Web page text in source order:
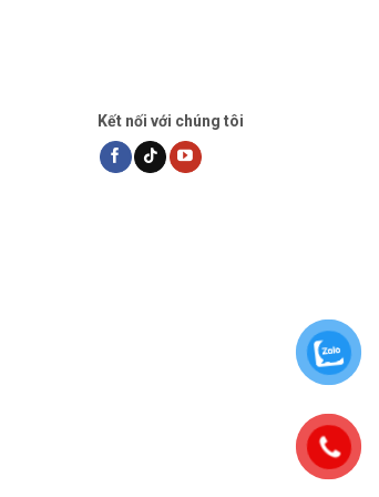
Kết nối với chúng tôi